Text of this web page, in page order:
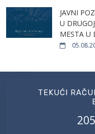
JAVNI
U
MESTA U
TEKUĆI